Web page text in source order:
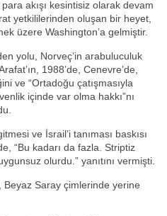
akışı kesintisiz olarak devam
yetkililerinden oluşan bir heyet,
üzere Washington’a gelmiştir.
yolu, Norveç’in arabuluculuk
1988’de, Cenevre’de,
ve “Ortadoğu çatışmasıyla
içinde var olma hakkı”nı
ve İsrail’i tanıması baskısı
“Bu kadarı da fazla. Striptiz
olurdu.” yanıtını vermişti.
Beyaz Saray çimlerinde yerine